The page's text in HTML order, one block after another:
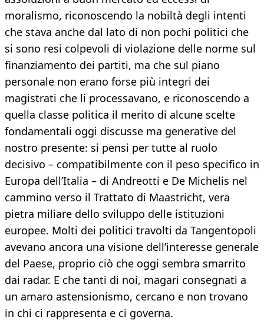
moralismo, riconoscendo la nobiltà degli intenti
che stava anche dal lato di non pochi politici che
si sono resi colpevoli di violazione delle norme sul
finanziamento dei partiti, ma che sul piano
personale non erano forse più integri dei
magistrati che li processavano, e riconoscendo a
quella classe politica il merito di alcune scelte
fondamentali oggi discusse ma generative del
nostro presente: si pensi per tutte al ruolo
decisivo – compatibilmente con il peso specifico in
Europa dell’Italia – di Andreotti e De Michelis nel
cammino verso il Trattato di Maastricht, vera
pietra miliare dello sviluppo delle istituzioni
europee. Molti dei politici travolti da Tangentopoli
avevano ancora una visione dell’interesse generale
del Paese, proprio ciò che oggi sembra smarrito
dai radar. E che tanti di noi, magari consegnati a
un amaro astensionismo, cercano e non trovano
in chi ci rappresenta e ci governa.